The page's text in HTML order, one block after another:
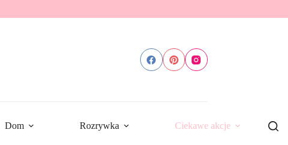
Dom Rozrywka Ciekawe akcje